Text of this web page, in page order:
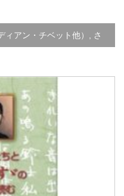
アン・チベット他） さ